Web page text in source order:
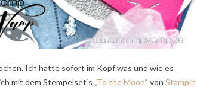
Ich hatte sofort im Kopf was und wie es
mit dem Stempelset‘s „To the Moon“ von Stampin’